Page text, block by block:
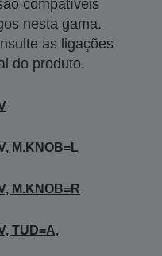
compatíveis
nesta gama.
as ligações
do produto.
M.KNOB=L
M.KNOB=R
TUD=A,